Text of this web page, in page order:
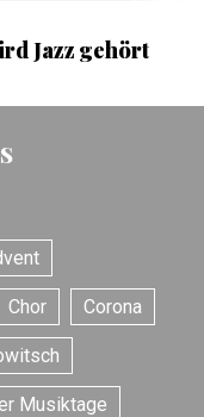
Jazz gehört
Chor Corona
Musiktage